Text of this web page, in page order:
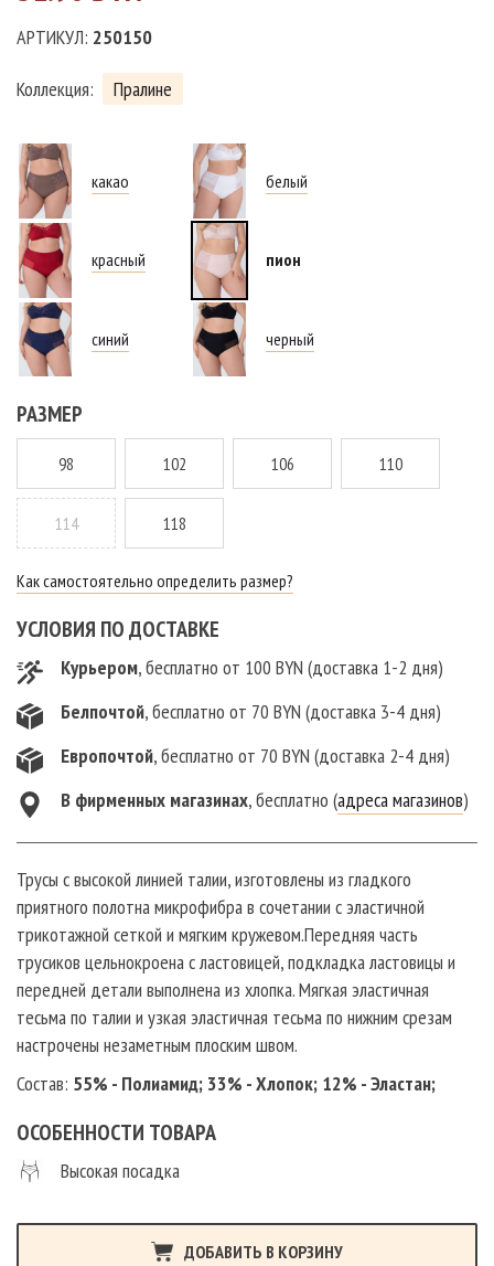
АРТИКУЛ: 250150
Коллекция: Пралине
какао белый
красный пион
синий черный
РАЗМЕР
98 102 106 110
114 118
Как самостоятельно определить размер?
УСЛОВИЯ ПО ДОСТАВКЕ
Курьером, бесплатно от 100 BYN (доставка 1-2 дня)
Белпочтой, бесплатно от 70 BYN (доставка 3-4 дня)
Европочтой, бесплатно от 70 BYN (доставка 2-4 дня)
В фирменныx магазинах, бесплатно (адреса магазинов)
Трусы с высокой линией талии, изготовлены из гладкого
приятного полотна микрофибра в сочетании с эластичной
трикотажной сеткой и мягким кружевом.Передняя часть
трусиков цельнокроена с ластовицей, подкладка ластовицы и
передней детали выполнена из хлопка. Мягкая эластичная
тесьма по талии и узкая эластичная тесьма по нижним срезам
настрочены незаметным плоским швом.
Состав: 55% - Полиамид; 33% - Хлопок; 12% - Эластан;
ОСОБЕННОСТИ ТОВАРА
Высокая посадка
ДОБАВИТЬ В КОРЗИНУ